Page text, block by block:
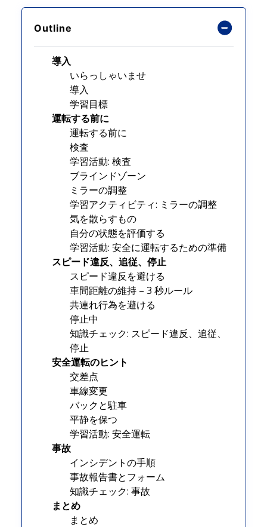
Outline
導入
いらっしゃいませ
導入
学習目標
運転する前に
運転する前に
検査
学習活動: 検査
ブラインドゾーン
ミラーの調整
学習アクティビティ: ミラーの調整
気を散らすもの
自分の状態を評価する
学習活動: 安全に運転するための準備
スピード違反、追従、停止
スピード違反を避ける
車間距離の維持 – 3 秒ルール
共連れ行為を避ける
停止中
知識チェック: スピード違反、追従、
停止
安全運転のヒント
交差点
車線変更
バックと駐車
平静を保つ
学習活動: 安全運転
事故
インシデントの手順
事故報告書とフォーム
知識チェック: 事故
まとめ
まとめ